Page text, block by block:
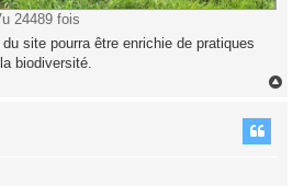
24489 fois
site pourra être enrichie de pratiques
biodiversité.